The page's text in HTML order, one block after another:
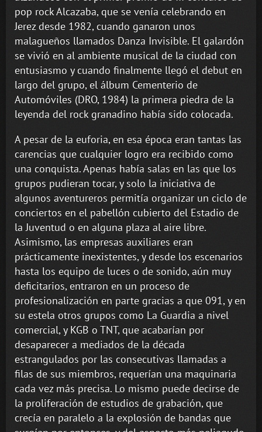
pop rock Alcazaba, que se venía celebrando en
Jerez desde 1982, cuando ganaron unos
malagueños llamados Danza Invisible. El galardón
se vivió en al ambiente musical de la ciudad con
entusiasmo y cuando finalmente llegó el debut en
largo del grupo, el álbum Cementerio de
Automóviles (DRO, 1984) la primera piedra de la
leyenda del rock granadino había sido colocada.
A pesar de la euforia, en esa época eran tantas las
carencias que cualquier logro era recibido como
una conquista. Apenas había salas en las que los
grupos pudieran tocar, y solo la iniciativa de
algunos aventureros permitía organizar un ciclo de
conciertos en el pabellón cubierto del Estadio de
la Juventud o en alguna plaza al aire libre.
Asimismo, las empresas auxiliares eran
prácticamente inexistentes, y desde los escenarios
hasta los equipo de luces o de sonido, aún muy
deficitarios, entraron en un proceso de
profesionalización en parte gracias a que 091, y en
su estela otros grupos como La Guardia a nivel
comercial, y KGB o TNT, que acabarían por
desaparecer a mediados de la década
estrangulados por las consecutivas llamadas a
filas de sus miembros, requerían una maquinaria
cada vez más precisa. Lo mismo puede decirse de
la proliferación de estudios de grabación, que
crecía en paralelo a la explosión de bandas que